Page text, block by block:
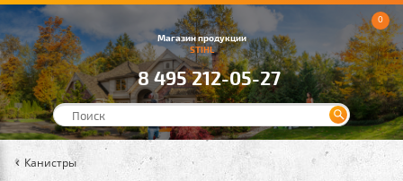
Магазин продукции
STIHL
8 495 212-05-27
0
Канистры